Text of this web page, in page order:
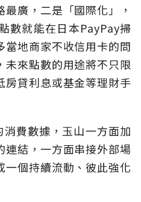
廣，二是「國際化」，
數就能在日本PayPay掃
地商家不收信用卡的問
未來點數的用途將不只限
房貸利息或基金等理財手
費數據，玉山一方面加
連結，一方面串接外部場
一個持續流動、彼此強化